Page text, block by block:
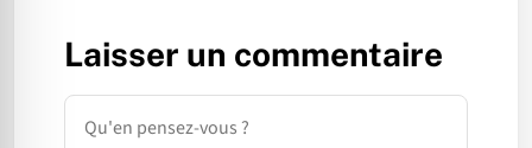
Laisser un commentaire
Commentaire